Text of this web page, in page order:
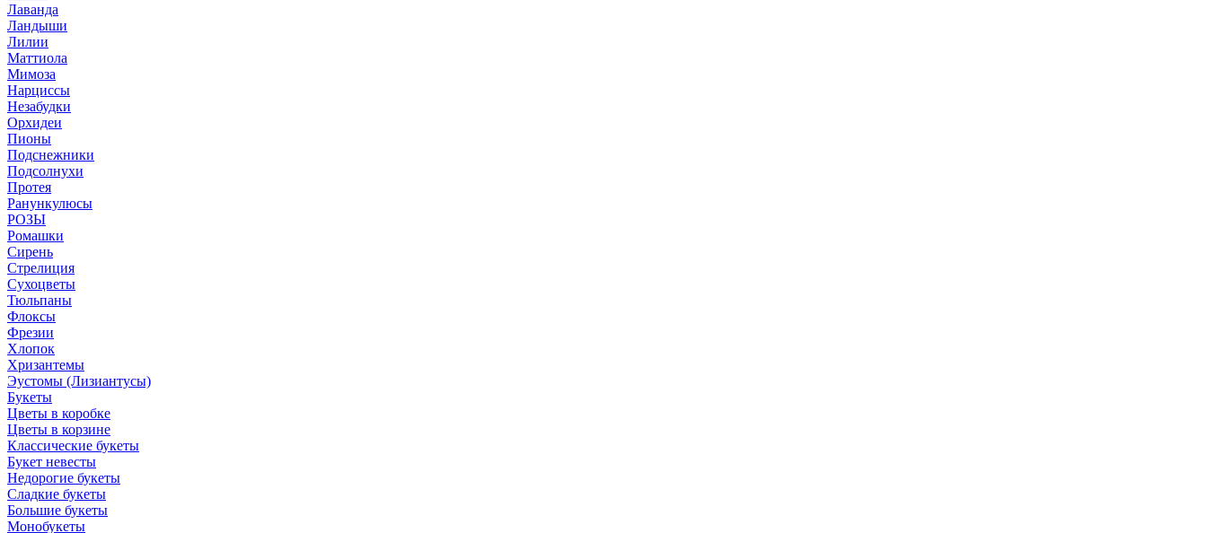
Лаванда
Ландыши
Лилии
Маттиола
Мимоза
Нарциссы
Незабудки
Орхидеи
Пионы
Подснежники
Подсолнухи
Протея
Ранункулюсы
РОЗЫ
Ромашки
Сирень
Стрелиция
Сухоцветы
Тюльпаны
Флоксы
Фрезии
Хлопок
Хризантемы
Эустомы (Лизиантусы)
Букеты
Цветы в коробке
Цветы в корзине
Классические букеты
Букет невесты
Недорогие букеты
Сладкие букеты
Большие букеты
Монобукеты